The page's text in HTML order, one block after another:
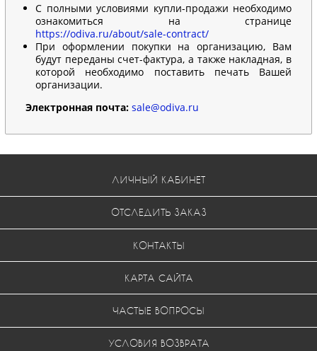
С полными условиями купли-продажи необходимо
ознакомиться на странице
https://odiva.ru/about/sale-contract/
При оформлении покупки на организацию, Вам
будут переданы счет-фактура, а также накладная, в
которой необходимо поставить печать Вашей
организации.
Электронная почта: sale@odiva.ru
ЛИЧНЫЙ КАБИНЕТ
ОТСЛЕДИТЬ ЗАКАЗ
КОНТАКТЫ
КАРТА САЙТА
ЧАСТЫЕ ВОПРОСЫ
УСЛОВИЯ ВОЗВРАТА